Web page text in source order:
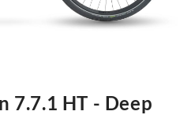
7.7.1 HT - Deep